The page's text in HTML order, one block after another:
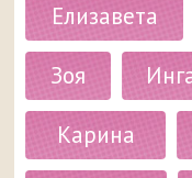
Елизавета
Зоя
Карина